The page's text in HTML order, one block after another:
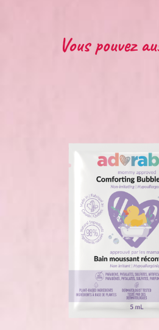
Vous pouvez